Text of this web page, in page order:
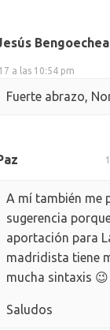
Bengoechea
a las 10:54 pm
Fuerte abrazo,
A mí también me
sugerencia
aportación para
madridista tiene
mucha sintaxis 😉
Saludos